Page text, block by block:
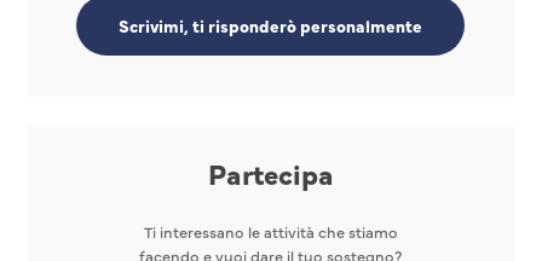
Scrivimi, ti risponderò personalmente
Partecipa
Ti interessano le attività che stiamo
facendo e vuoi dare il tuo sostegno?